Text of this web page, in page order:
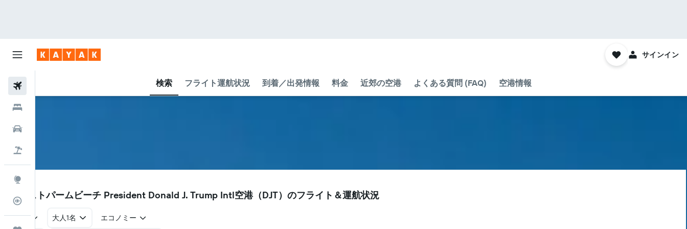
検索 フライト運航状況 到着／出発情報 料金 近郊の空港 よくある質問 (FAQ) 空港情報
サインイン
フライトトラッカー
DJT
ウェストパームビーチ President Donald J. Trump Intl空港​（DJT​）のフライト＆運航状況
往復 大人1名 エコノミー